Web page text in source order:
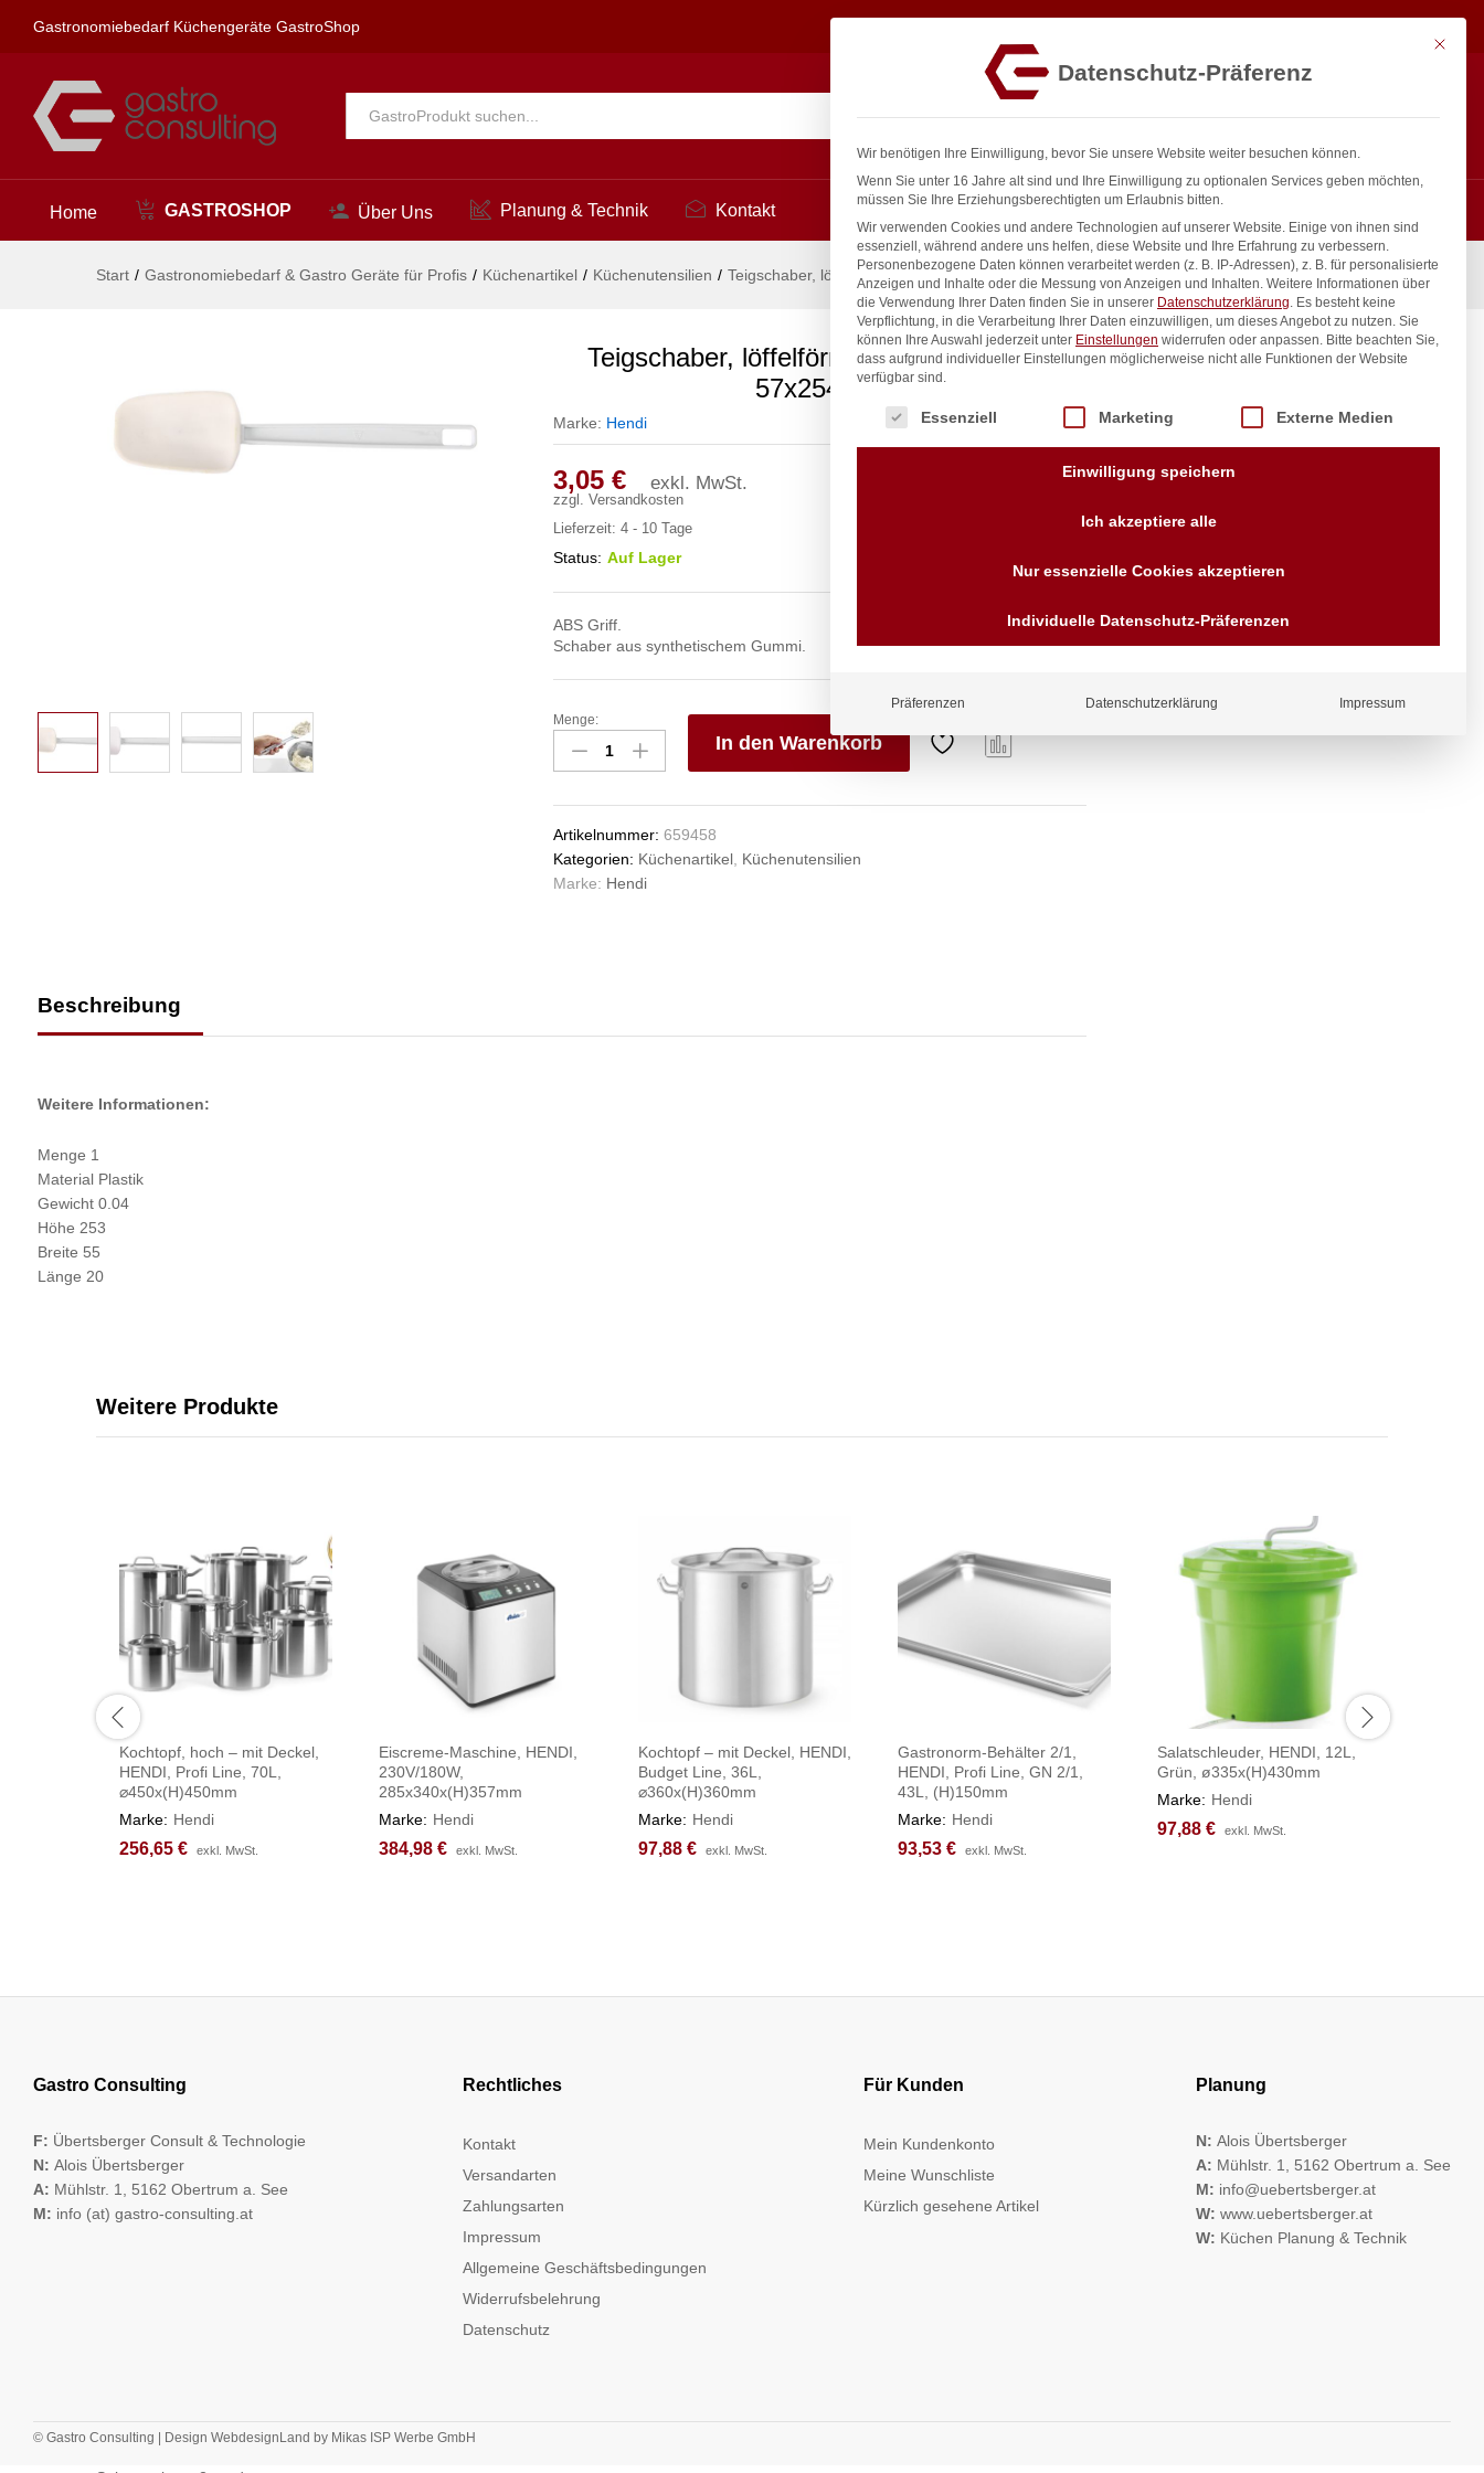
Gastronomiebedarf Küchengeräte GastroShop
Alle Suchen
Home GASTROSHOP Über Uns Planung & Technik Kontakt
Start / Gastronomiebedarf & Gastro Geräte für Profis / Küchenartikel / Küchenutensilien / Teigschaber, löffelförmig, HENDI, Weiß, 57x254mm
Teigschaber, löffelförmig, HENDI, Weiß,
57x254mm
Marke: Hendi
3,05 € exkl. MwSt.
zzgl. Versandkosten
Lieferzeit: 4 - 10 Tage
Status: Auf Lager
ABS Griff.
Schaber aus synthetischem Gummi.
Teigschaber,
löffelförmig,
HENDI,
Anzahl
Menge:
In den Warenkorb
Artikelnummer: 659458
Kategorien: Küchenartikel, Küchenutensilien
Marke: Hendi
Beschreibung
Weitere Informationen:
Menge 1
Material Plastik
Gewicht 0.04
Höhe 253
Breite 55
Länge 20
inkl. / exkl. MwSt.
Anfragen
Wir sind seit über 40 Jahren
für Sie da
Vorrauskasse Paypal,
Kreditkarte, Direkt
Weitere Produkte
Kochtopf, hoch – mit Deckel,
HENDI, Profi Line, 70L,
⌀450x(H)450mm
Marke: Hendi
256,65 € exkl. MwSt.
256,65 € exkl. MwSt.
Eiscreme-Maschine, HENDI,
230V/180W,
285x340x(H)357mm
Marke: Hendi
384,98 € exkl. MwSt.
384,98 € exkl. MwSt.
Kochtopf – mit Deckel, HENDI,
Budget Line, 36L,
⌀360x(H)360mm
Marke: Hendi
97,88 € exkl. MwSt.
97,88 € exkl. MwSt.
Gastronorm-Behälter 2/1,
HENDI, Profi Line, GN 2/1,
43L, (H)150mm
Marke: Hendi
93,53 € exkl. MwSt.
93,53 € exkl. MwSt.
Salatschleuder, HENDI, 12L,
Grün, ø335x(H)430mm
Marke: Hendi
97,88 € exkl. MwSt.
97,88 € exkl. MwSt.
Gastro Consulting
F: Übertsberger Consult & Technologie
N: Alois Übertsberger
A: Mühlstr. 1, 5162 Obertrum a. See
M: info (at) gastro-consulting.at
Rechtliches
Kontakt
Versandarten
Zahlungsarten
Impressum
Allgemeine Geschäftsbedingungen
Widerrufsbelehrung
Datenschutz
Für Kunden
Mein Kundenkonto
Meine Wunschliste
Kürzlich gesehene Artikel
Planung
N: Alois Übertsberger
A: Mühlstr. 1, 5162 Obertrum a. See
M: info@uebertsberger.at
W: www.uebertsberger.at
W: Küchen Planung & Technik
© Gastro Consulting | Design WebdesignLand by Mikas ISP Werbe GmbH
Beschreibung
3,05€ exkl. MwSt. In den Warenkorb
Mit
Datenschutz-Präferenz
Wir benötigen Ihre Einwilligung, bevor Sie unsere Website weiter besuchen können.
Wenn Sie unter 16 Jahre alt sind und Ihre Einwilligung zu optionalen Services geben möchten,
müssen Sie Ihre Erziehungsberechtigten um Erlaubnis bitten.
Wir verwenden Cookies und andere Technologien auf unserer Website. Einige von ihnen sind
essenziell, während andere uns helfen, diese Website und Ihre Erfahrung zu verbessern.
Personenbezogene Daten können verarbeitet werden (z. B. IP-Adressen), z. B. für personalisierte
Anzeigen und Inhalte oder die Messung von Anzeigen und Inhalten. Weitere Informationen über
die Verwendung Ihrer Daten finden Sie in unserer Datenschutzerklärung. Es besteht keine
Verpflichtung, in die Verarbeitung Ihrer Daten einzuwilligen, um dieses Angebot zu nutzen. Sie
können Ihre Auswahl jederzeit unter Einstellungen widerrufen oder anpassen. Bitte beachten Sie,
dass aufgrund individueller Einstellungen möglicherweise nicht alle Funktionen der Website
verfügbar sind.
Es folgt eine Liste der Service-Gruppen, für die eine Einwilligung erteilt werden kann.
Essenziell Marketing Externe Medien
Einwilligung speichern
Ich akzeptiere alle
Nur essenzielle Cookies akzeptieren
Individuelle Datenschutz-Präferenzen
Präferenzen Datenschutzerklärung Impressum